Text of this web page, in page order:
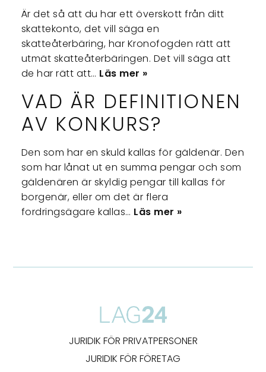
Är det så att du har ett överskott från ditt
skattekonto, det vill säga en
skatteåterbäring, har Kronofogden rätt att
utmät skatteåterbäringen. Det vill säga att
de har rätt att… Läs mer »
VAD ÄR DEFINITIONEN
AV KONKURS?
Den som har en skuld kallas för gäldenär. Den
som har lånat ut en summa pengar och som
gäldenären är skyldig pengar till kallas för
borgenär, eller om det är flera
fordringsägare kallas… Läs mer »
JURIDIK FÖR PRIVATPERSONER
JURIDIK FÖR FÖRETAG